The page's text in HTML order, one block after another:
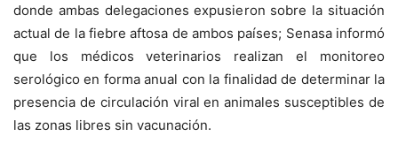
donde ambas delegaciones expusieron sobre la situación
actual de la fiebre aftosa de ambos países; Senasa informó
que los médicos veterinarios realizan el monitoreo
serológico en forma anual con la finalidad de determinar la
presencia de circulación viral en animales susceptibles de
las zonas libres sin vacunación.